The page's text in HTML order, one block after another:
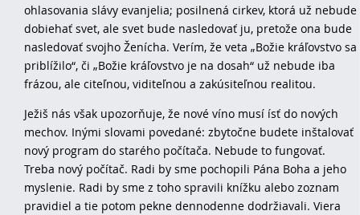
ohlasovania slávy evanjelia; posilnená cirkev, ktorá už nebude
dobiehať svet, ale svet bude nasledovať ju, pretože ona bude
nasledovať svojho Ženícha. Verím, že veta „Božie kráľovstvo sa
priblížilo“, či „Božie kráľovstvo je na dosah“ už nebude iba
frázou, ale citeľnou, viditeľnou a zakúsiteľnou realitou.
Ježiš nás však upozorňuje, že nové víno musí ísť do nových
mechov. Inými slovami povedané: zbytočne budete inštalovať
nový program do starého počítača. Nebude to fungovať.
Treba nový počítač. Radi by sme pochopili Pána Boha a jeho
myslenie. Radi by sme z toho spravili knížku alebo zoznam
pravidiel a tie potom pekne dennodenne dodržiavali. Viera